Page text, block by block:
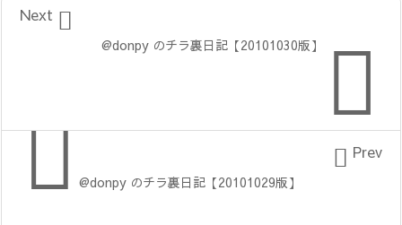

@donpy のチラ裏日記【20101030版】

Next
@donpy のチラ裏日記【20101029版】
 Prev